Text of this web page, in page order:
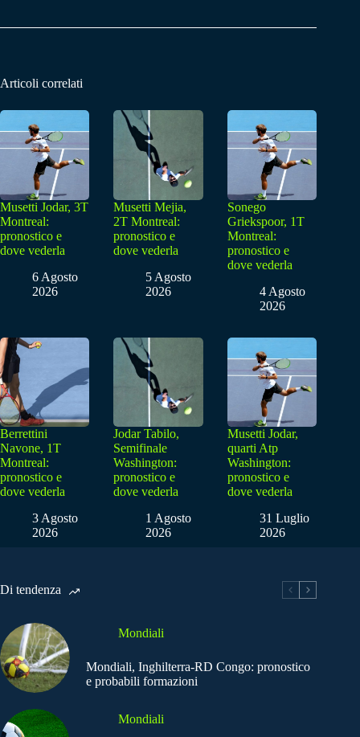
Articoli correlati
Musetti Jodar, 3T
Montreal:
pronostico e
dove vederla
6 Agosto
2026
Musetti Mejia,
2T Montreal:
pronostico e
dove vederla
5 Agosto
2026
Sonego
Griekspoor, 1T
Montreal:
pronostico e
dove vederla
4 Agosto
2026
Berrettini
Navone, 1T
Montreal:
pronostico e
dove vederla
3 Agosto
2026
Jodar Tabilo,
Semifinale
Washington:
pronostico e
dove vederla
1 Agosto
2026
Musetti Jodar,
quarti Atp
Washington:
pronostico e
dove vederla
31 Luglio
2026
Di tendenza
Mondiali
Mondiali, Inghilterra-RD Congo: pronostico
e probabili formazioni
Mondiali